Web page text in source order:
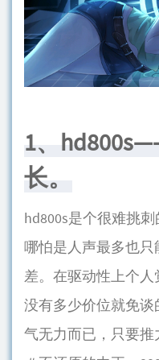
1、
长。
hd800s是个很难挑
哪怕是人声最多也
差。在驱动性上个
没有多少价位就免
气无力而已，只要推